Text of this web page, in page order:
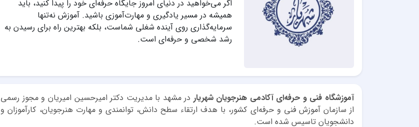
اگر می‌خواهید در دنیای امروز جایگاه حرفه‌ای خود را پیدا کنید، باید
همیشه در مسیر یادگیری و مهارت‌آموزی باشید. آموزش نه‌تنها
سرمایه‌گذاری روی آینده شغلی شماست، بلکه بهترین راه برای رسیدن به
رشد شخصی و حرفه‌ای است.
آموزشگاه فنی و حرفه‌ای آکادمی هنرجویان شهریار در مشهد با مدیریت دکتر امیرحسین امیریان و مجوز رسمی
از سازمان آموزش فنی و حرفه‌ای کشور، با هدف ارتقاء سطح دانش، توانمندی و مهارت هنرجویان، کارآموزان و
دانشجویان تاسیس شده است.